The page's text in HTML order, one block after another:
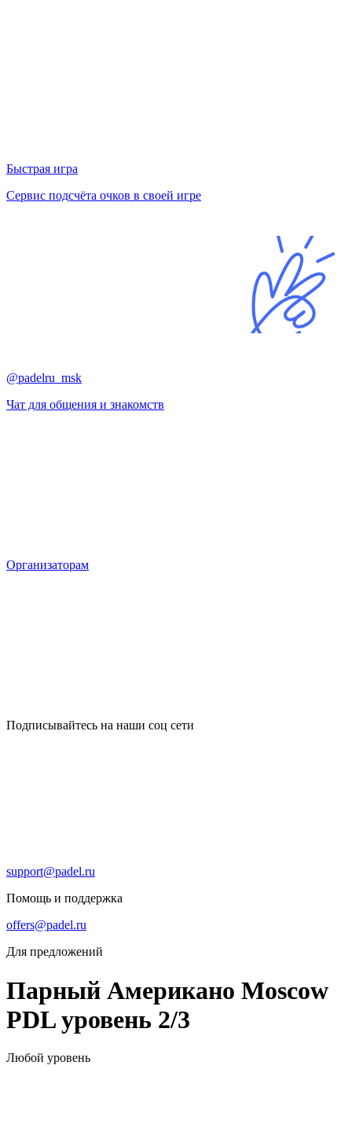
Быстрая игра
Сервис подсчёта очков в своей игре
@padelru_msk
Чат для общения и знакомств
Организаторам
Подписывайтесь на наши соц сети
support@padel.ru
Помощь и поддержка
offers@padel.ru
Для предложений
Парный Американо Moscow
PDL уровень 2/3
Любой уровень